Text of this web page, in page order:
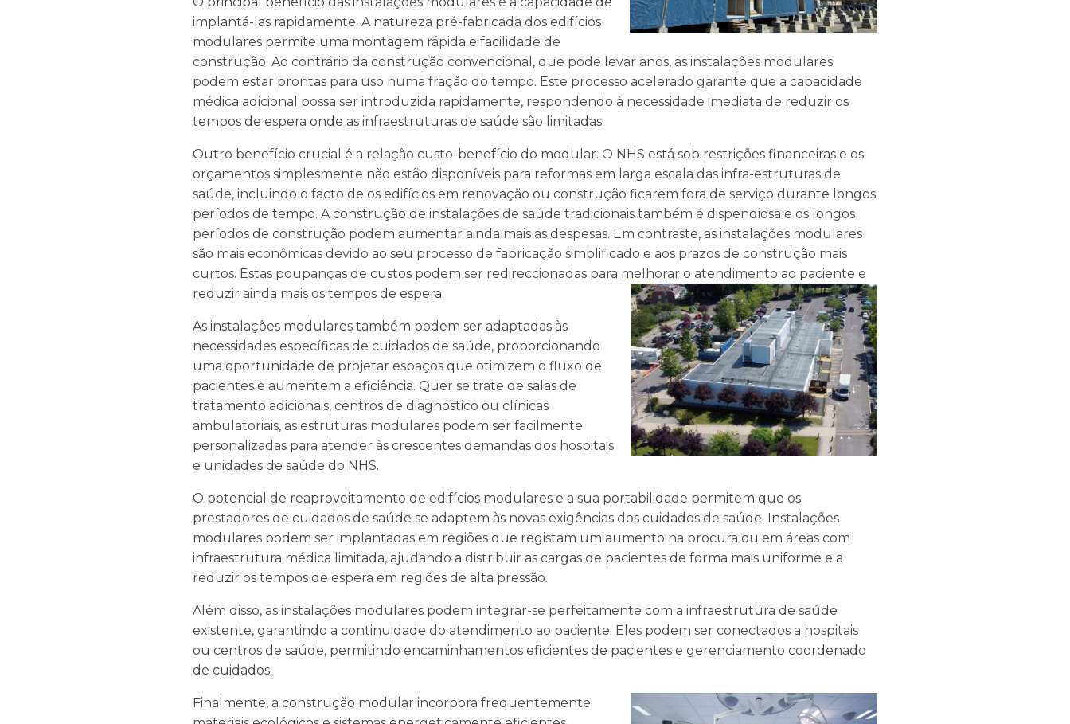
implantá-las rapidamente. A natureza pré-fabricada dos edifícios
modulares permite uma montagem rápida e facilidade de
construção. Ao contrário da construção convencional, que pode levar anos, as instalações modulares
podem estar prontas para uso numa fração do tempo. Este processo acelerado garante que a capacidade
médica adicional possa ser introduzida rapidamente, respondendo à necessidade imediata de reduzir os
tempos de espera onde as infraestruturas de saúde são limitadas.
Outro benefício crucial é a relação custo-benefício do modular. O NHS está sob restrições financeiras e os
orçamentos simplesmente não estão disponíveis para reformas em larga escala das infra-estruturas de
saúde, incluindo o facto de os edifícios em renovação ou construção ficarem fora de serviço durante longos
períodos de tempo. A construção de instalações de saúde tradicionais também é dispendiosa e os longos
períodos de construção podem aumentar ainda mais as despesas. Em contraste, as instalações modulares
são mais econômicas devido ao seu processo de fabricação simplificado e aos prazos de construção mais
curtos. Estas poupanças de custos podem ser redireccionadas para melhorar o atendimento ao paciente e
reduzir ainda mais os tempos de espera.
As instalações modulares também podem ser adaptadas às
necessidades específicas de cuidados de saúde, proporcionando
uma oportunidade de projetar espaços que otimizem o fluxo de
pacientes e aumentem a eficiência. Quer se trate de salas de
tratamento adicionais, centros de diagnóstico ou clínicas
ambulatoriais, as estruturas modulares podem ser facilmente
personalizadas para atender às crescentes demandas dos hospitais
e unidades de saúde do NHS.
O potencial de reaproveitamento de edifícios modulares e a sua portabilidade permitem que os
prestadores de cuidados de saúde se adaptem às novas exigências dos cuidados de saúde. Instalações
modulares podem ser implantadas em regiões que registam um aumento na procura ou em áreas com
infraestrutura médica limitada, ajudando a distribuir as cargas de pacientes de forma mais uniforme e a
reduzir os tempos de espera em regiões de alta pressão.
Além disso, as instalações modulares podem integrar-se perfeitamente com a infraestrutura de saúde
existente, garantindo a continuidade do atendimento ao paciente. Eles podem ser conectados a hospitais
ou centros de saúde, permitindo encaminhamentos eficientes de pacientes e gerenciamento coordenado
de cuidados.
Finalmente, a construção modular incorpora frequentemente